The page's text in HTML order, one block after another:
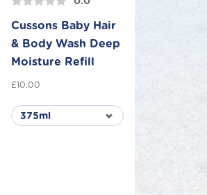
Cussons Baby Hair
& Body Wash Deep
Moisture Refill
£10.00